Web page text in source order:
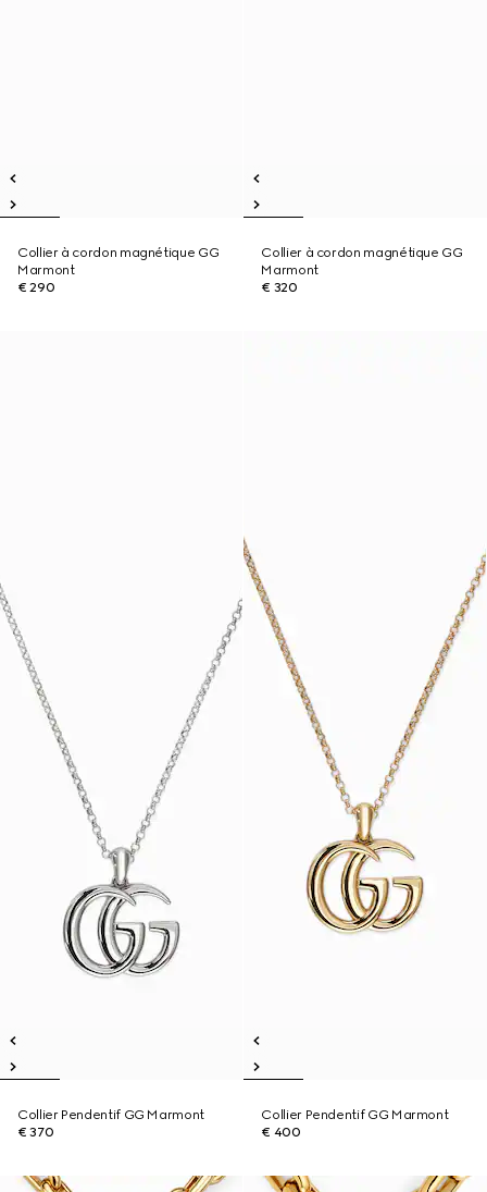
Collier à cordon magnétique GG
Marmont
€ 290
Collier à cordon magnétique GG
Marmont
€ 320
Collier Pendentif GG Marmont
€ 370
Collier Pendentif GG Marmont
€ 400